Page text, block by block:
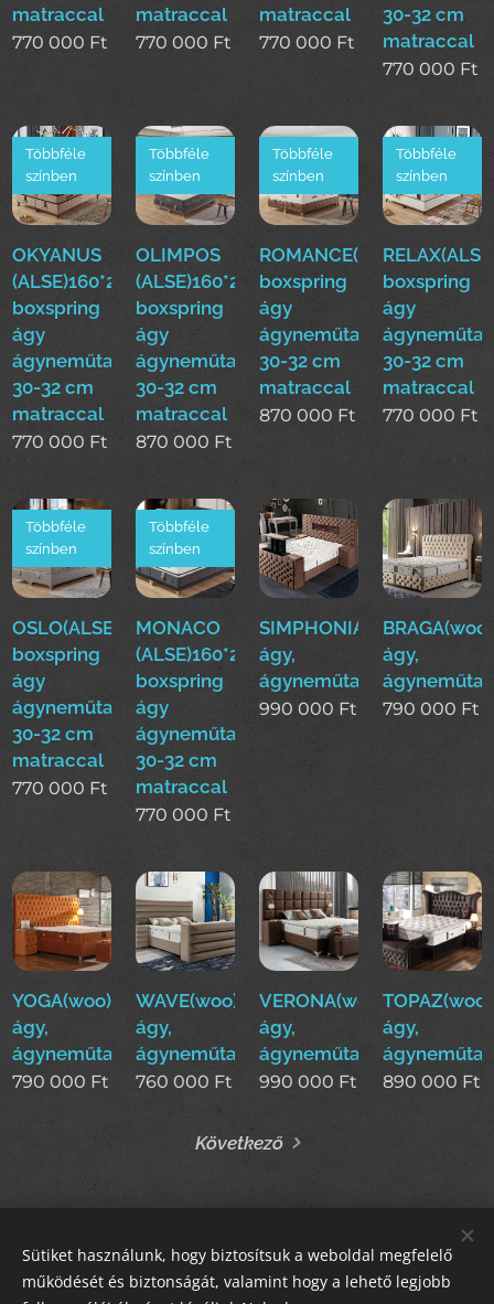
matraccal
770 000 Ft
matraccal
770 000 Ft
matraccal
770 000 Ft
30-32 cm
matraccal
770 000 Ft
OKYANUS
(ALSE)160*200cm
boxspring
ágy
ágyneműtartóval
30-32 cm
matraccal
Többféle
színben
770 000 Ft
OLIMPOS
(ALSE)160*200cm
boxspring
ágy
ágyneműtartóval
30-32 cm
matraccal
Többféle
színben
870 000 Ft
boxspring
ágy
ágyneműtartóval
30-32 cm
matraccal
Többféle
színben
870 000 Ft
boxspring
ágy
30-32 cm
matraccal
Többféle
színben
770 000 Ft
OSLO(ALSE)160*200cm
boxspring
ágy
ágyneműtartóval
30-32 cm
matraccal
Többféle
színben
770 000 Ft
MONACO
(ALSE)160*200cm
boxspring
ágy
ágyneműtartóval
30-32 cm
matraccal
Többféle
színben
770 000 Ft
ágy,
ágyneműtartós
990 000 Ft
ágy,
790 000 Ft
YOGA(woo)boxspring
ágy,
ágyneműtartós
790 000 Ft
WAVE(woo)boxspring
ágy,
ágyneműtartós
760 000 Ft
VERONA(woo)boxspring
ágy,
ágyneműtartós
990 000 Ft
ágy,
890 000 Ft
Következő
STIL GALLERY KFT
Sütiket használunk, hogy biztosítsuk a weboldal megfelelő
működését és biztonságát, valamint hogy a lehető legjobb